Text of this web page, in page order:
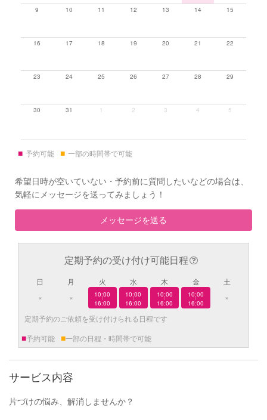
9 10 11 12 13 14 15
16 17 18 19 20 21 22
23 24 25 26 27 28 29
30 31 1 2 3 4 5
■ 予約可能 ■ 一部の時間帯で可能
希望日時が空いていない・予約前に質問したいなどの場合は、
気軽にメッセージを送ってみましょう！
メッセージを送る
定期予約の受け付け可能日程
日
×
月
×
火
10:00
|
16:00
水
10:00
|
16:00
木
10:00
|
16:00
金
10:00
|
16:00
土
×
定期予約のご依頼を受け付けられる日程です
■予約可能 ■一部の日程・時間帯で可能
サービス内容
片づけの悩み、解消しませんか？